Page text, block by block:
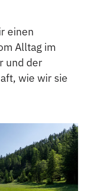
einen
Alltag im
und der
wie wir sie